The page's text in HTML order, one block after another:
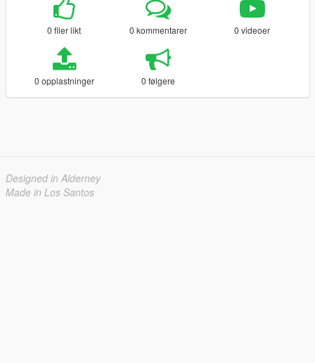
0 filer likt 0 kommentarer 0 videoer
0 opplastninger 0 følgere
Designed in Alderney
Made in Los Santos